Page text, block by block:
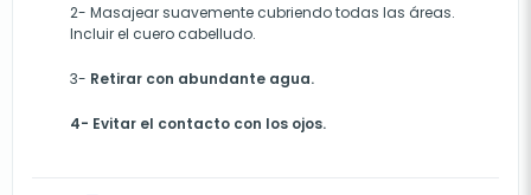
2- Masajear suavemente cubriendo todas las áreas.
Incluir el cuero cabelludo.
3- Retirar con abundante agua.
4- Evitar el contacto con los ojos.